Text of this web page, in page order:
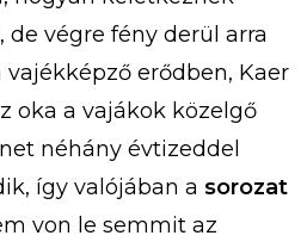
de végre fény derül arra
erődben, Kaer
oka a vajákok közelgő
néhány évtizeddel
így valójában a sorozat
von le semmit az